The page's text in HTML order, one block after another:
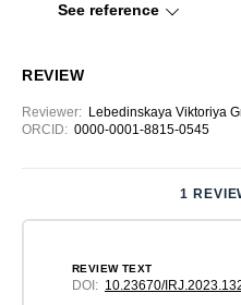
See reference
REVIEW
Reviewer: Lebedinskaya Viktoriya
ORCID: 0000-0001-8815-0545
1
REVIEW TEXT
DOI: 10.23670/